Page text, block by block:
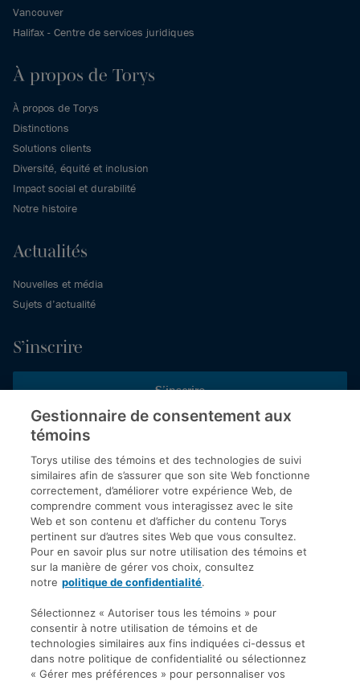
Vancouver
Halifax - Centre de services juridiques
À propos de Torys
À propos de Torys
Distinctions
Solutions clients
Diversité, équité et inclusion
Impact social et durabilité
Notre histoire
Actualités
Nouvelles et média
Sujets d’actualité
S’inscrire
S’inscrire
Inscrivez-vous aux publications de Torys pour recevoir nos derniers
commentaires, notre calendrier de webinaires et d’événements et
plus encore.
© 2026 Société d'avocats Torys S.E.N.C.R.L. Tous droits
réservés.
Politique de protection des renseignements personnels
Droit d’auteur
Avis de non-responsabilité
Modalités générales
Accessibilité
Gestionnaire de consentement aux
témoins
Torys utilise des témoins et des technologies de suivi
similaires afin de s’assurer que son site Web fonctionne
correctement, d’améliorer votre expérience Web, de
comprendre comment vous interagissez avec le site
Web et son contenu et d’afficher du contenu Torys
pertinent sur d’autres sites Web que vous consultez.
Pour en savoir plus sur notre utilisation des témoins et
sur la manière de gérer vos choix, consultez
notre politique de confidentialité.
Sélectionnez « Autoriser tous les témoins » pour
consentir à notre utilisation de témoins et de
technologies similaires aux fins indiquées ci-dessus et
dans notre politique de confidentialité ou sélectionnez
« Gérer mes préférences » pour personnaliser vos